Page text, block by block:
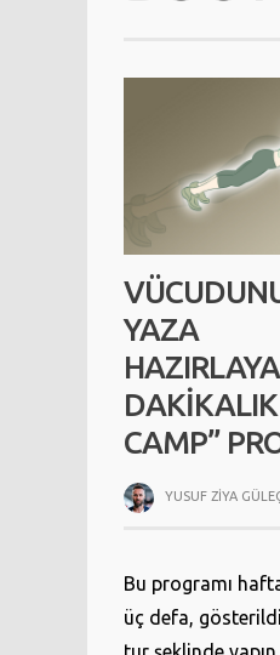
YAZA
CAMP”
YUSUF ZIYA
Bu programı
üç defa,